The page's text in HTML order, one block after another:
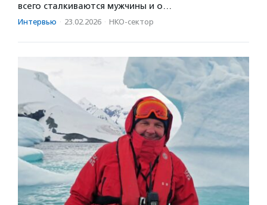
всего сталкиваются мужчины и о…
Интервью · 23.02.2026 · НКО-сектор